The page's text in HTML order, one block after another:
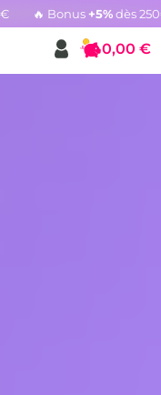
🔥 Bonus +5%dès
Panier
0,00 €